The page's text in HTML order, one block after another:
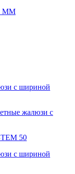
ММ
с шириной
жалюзи с
50
с шириной